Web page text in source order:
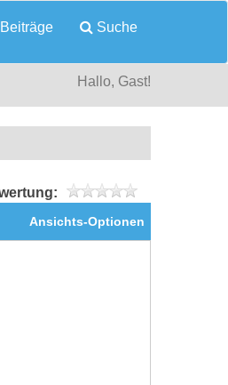
Suche
Hallo, Gast!
Ansichts-Optionen